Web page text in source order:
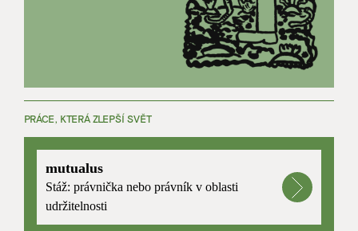
PRÁCE, KTERÁ ZLEPŠÍ SVĚT
mutualus
Stáž: právnička nebo právník v oblasti
udržitelnosti